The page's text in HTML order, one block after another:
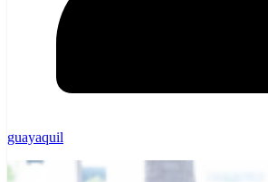
guayaquil